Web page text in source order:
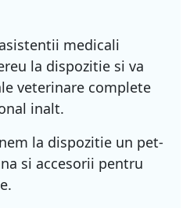
medicali
la dispozitie si va
veterinare complete
inalt.
la dispozitie un pet-
si accesorii pentru